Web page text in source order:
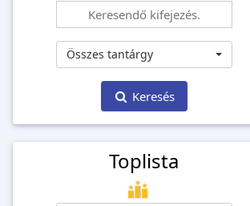
Összes tantárgy
Keresés
Toplista